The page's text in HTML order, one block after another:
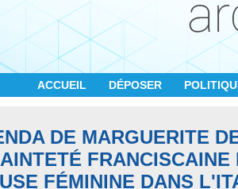
ACCUEIL DÉPOSER
DE MARGUERITE
FRANCISCAINE
FÉMININE DANS